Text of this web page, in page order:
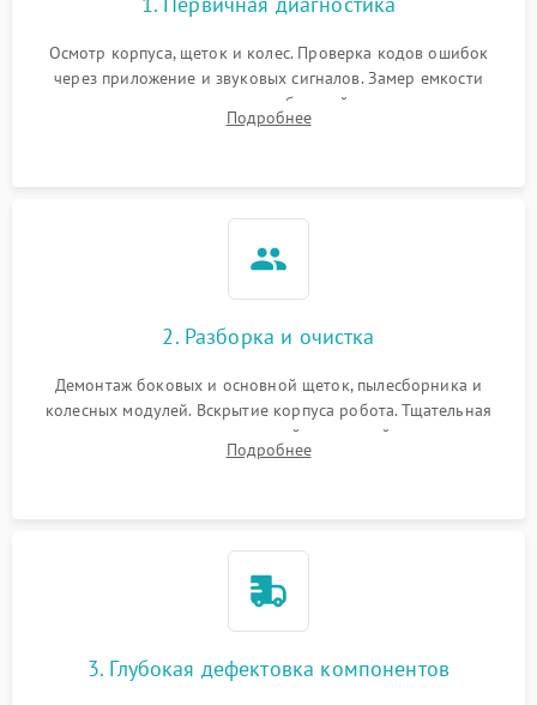
Осмотр корпуса, щеток и колес. Проверка кодов ошибок
через приложение и звуковых сигналов. Замер емкости
аккумулятора и тестирование базовой станции зарядки.
Оценка работы лидара, бампера и датчиков падения для
Подробнее
2. Разборка и очистка
Демонтаж боковых и основной щеток, пылесборника и
колесных модулей. Вскрытие корпуса робота. Тщательная
очистка внутренних полостей, шестерней и плат от
скопившейся пыли, волос и шерсти животных с
Подробнее
3. Глубокая дефектовка компонентов